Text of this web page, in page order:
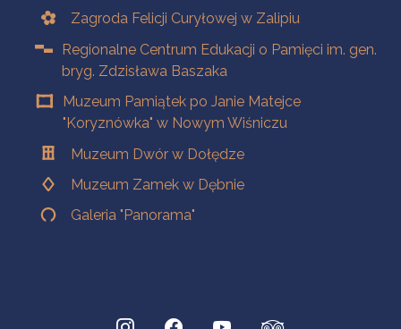
Zagroda Felicji Curyłowej w Zalipiu
Regionalne Centrum Edukacji o Pamięci im. gen.
bryg. Zdzisława Baszaka
Muzeum Pamiątek po Janie Matejce
"Koryznówka" w Nowym Wiśniczu
Muzeum Dwór w Dołędze
Muzeum Zamek w Dębnie
Galeria "Panorama"